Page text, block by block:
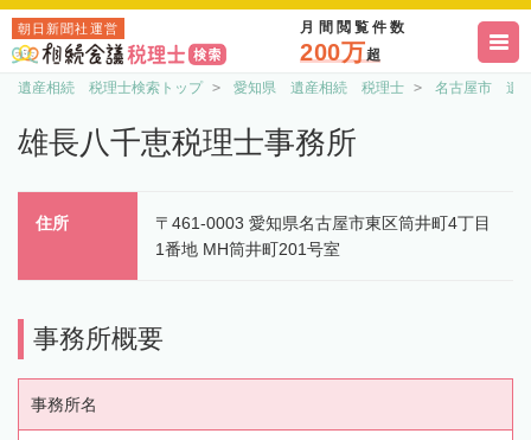
朝日新聞社運営 月間閲覧件数
200万超
遺産相続 税理士検索トップ 愛知県 遺産相続 税理士 名古屋市 遺
雄長八千恵税理士事務所
住所
〒461-0003 愛知県名古屋市東区筒井町4丁目
1番地 MH筒井町201号室
事務所概要
事務所名